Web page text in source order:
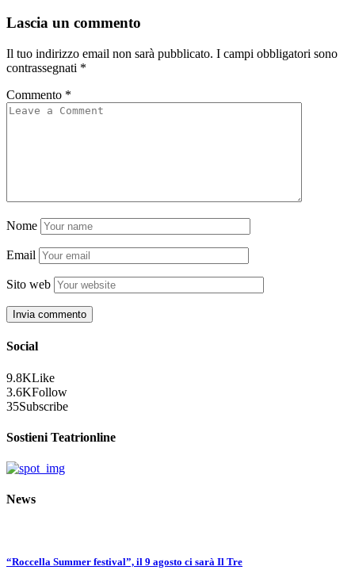
Lascia un commento
Il tuo indirizzo email non sarà pubblicato. I campi obbligatori sono
contrassegnati *
Commento *
Nome
Email
Sito web
Social
9.8KLike
3.6KFollow
35Subscribe
Sostieni Teatrionline
News
“Roccella Summer festival”, il 9 agosto ci sarà Il Tre